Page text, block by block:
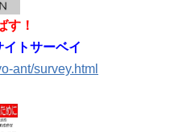
す！
トサーベイ
ant/survey.html